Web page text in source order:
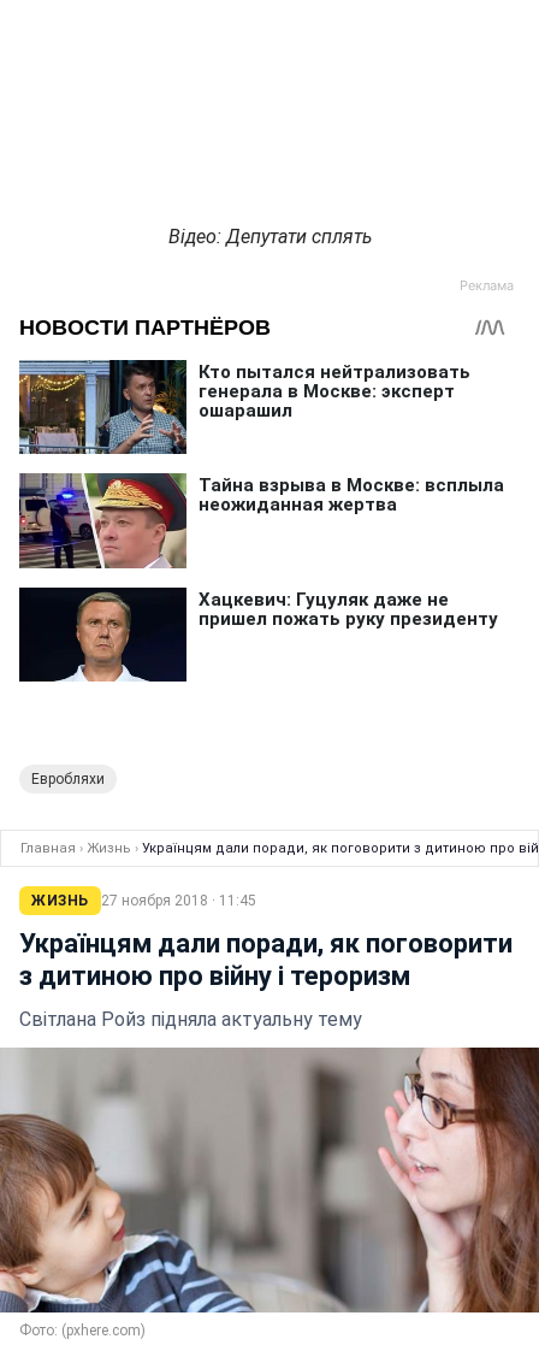
Відео: Депутати сплять
Евробляхи
Главная › Жизнь › Українцям дали поради, як поговорити з дитиною про
ЖИЗНЬ 27 ноября 2018 · 11:45
Українцям дали поради, як поговорити
з дитиною про війну і тероризм
Світлана Ройз підняла актуальну тему
Фото: (pxhere.com)